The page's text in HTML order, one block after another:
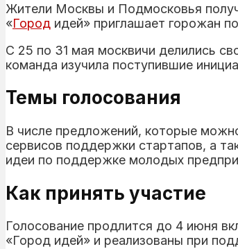
Жители Москвы и Подмосковья
«Город идей» приглашает горожан
С 25 по 31 мая москвичи делились
команда изучила поступившие
Темы голосования
В числе предложений, которые
сервисов поддержки стартапов, а
идеи по поддержке молодых
Как принять участие
Голосование продлится до 4 июня
«Город идей» и реализованы при